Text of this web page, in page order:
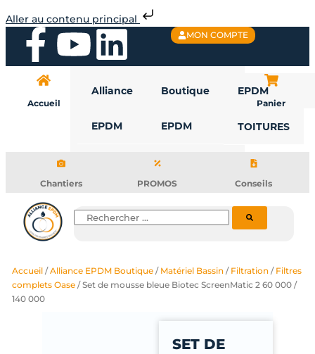
Aller au contenu principal
au
contenuF
a
c
b
o
o
k
Y
o
u
u
b
L
i
n
d
n
MON COMPTE
Accueil
Alliance
EPDM
Boutique
EPDM
EPDM
TOITURES
Panier
Chantiers PROMOS Conseils
Rechercher
Accueil/Alliance EPDM Boutique/ Matériel Bassin/ Filtration/ Filtres
complets Oase/ Set de mousse bleue Biotec ScreenMatic 2 60 000 /
140 000
SET DE